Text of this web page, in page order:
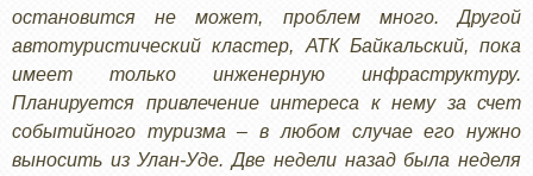
остановится не может, проблем много. Другой
автотуристический кластер, АТК Байкальский, пока
имеет только инженерную инфраструктуру.
Планируется привлечение интереса к нему за счет
событийного туризма – в любом случае его нужно
выносить из Улан-Уде. Две недели назад была неделя